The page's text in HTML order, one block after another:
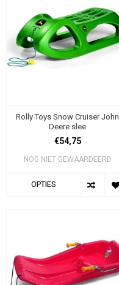
Rolly Toys Snow Cruiser John
Deere slee
€54,75
NOG NIET GEWAARDEERD
OPTIES